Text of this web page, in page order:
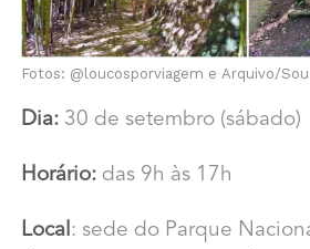
Fotos: @loucosporviagem e Arquivo/
Dia: 30 de setembro (sábado)
Horário:das 9h às 17h
Local: sede do Parque